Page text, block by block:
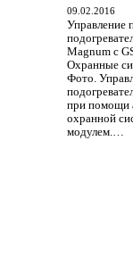
09.02.2016
Управление
Magnum c
Охранные
Фото.
при помощи
охранной
модулем.…